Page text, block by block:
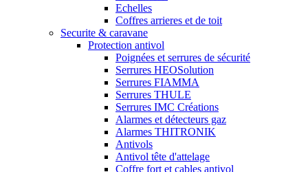
Echelles
Coffres arrieres et de toit
Securite & caravane
Protection antivol
Poignées et serrures de sécurité
Serrures HEOSolution
Serrures FIAMMA
Serrures THULE
Serrures IMC Créations
Alarmes et détecteurs gaz
Alarmes THITRONIK
Antivols
Antivol tête d'attelage
Coffre fort et cables antivol